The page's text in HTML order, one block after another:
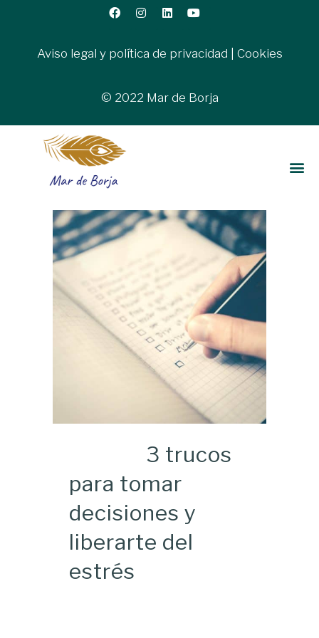
Aviso legal y política de privacidad Cookies
© 2022 Mar de Borja
3 trucos
para tomar
decisiones y
liberarte del
estrés